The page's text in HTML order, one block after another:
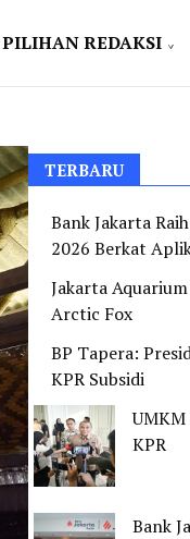
PILIHAN REDAKSI
TERBARU
Bank Jakarta
2026 Berkat
Jakarta
Arctic Fox
BP Tapera:
KPR Subsidi
KPR
Bank